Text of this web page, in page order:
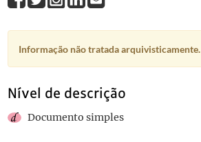
Informação não tratada arquivisticamente.
Nível de descrição
Documento simples